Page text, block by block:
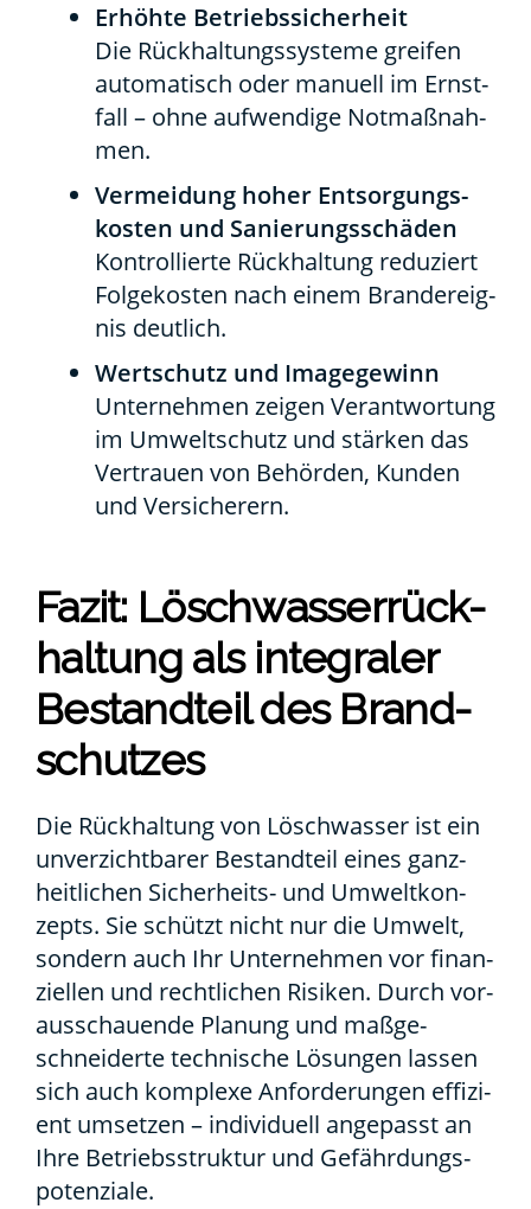
Erhöh­te Betriebs­si­cher­heit
Die Rück­hal­tungs­sys­te­me grei­fen
auto­ma­tisch oder manu­ell im Ernst­
fall – ohne auf­wen­di­ge Not­maß­nah­
men.
Ver­mei­dung hoher Ent­sor­gungs­
kos­ten und Sanie­rungs­schä­den
Kon­trol­lier­te Rück­hal­tung redu­ziert
Fol­ge­kos­ten nach einem Brand­er­eig­
nis deut­lich.
Wert­schutz und Image­ge­winn
Unter­neh­men zei­gen Ver­ant­wor­tung
im Umwelt­schutz und stär­ken das
Ver­trau­en von Behör­den, Kun­den
und Ver­si­che­rern.
Fazit: Lösch­was­ser­rück­
hal­tung als inte­gra­ler
Bestand­teil des Brand­
schut­zes
Die Rück­hal­tung von Lösch­was­ser ist ein
unver­zicht­ba­rer Bestand­teil eines ganz­
heit­li­chen Sicher­heits- und Umwelt­kon­
zepts. Sie schützt nicht nur die Umwelt,
son­dern auch Ihr Unter­neh­men vor finan­
zi­el­len und recht­li­chen Risi­ken. Durch vor­
aus­schau­en­de Pla­nung und maß­ge­
schnei­der­te tech­ni­sche Lösun­gen las­sen
sich auch kom­ple­xe Anfor­de­run­gen effi­zi­
ent umset­zen – indi­vi­du­ell ange­passt an
Ihre Betriebs­struk­tur und Gefähr­dungs­
po­ten­zia­le.